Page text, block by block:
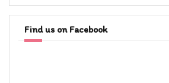
Find us on Facebook